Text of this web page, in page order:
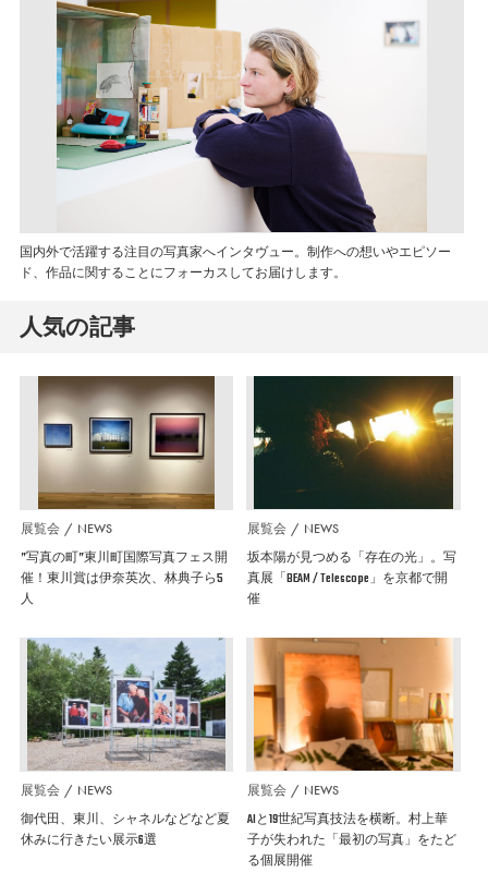
国内外で活躍する注目の写真家へインタヴュー。制作への想いやエピソー
ド、作品に関することにフォーカスしてお届けします。
人気の記事
展覧会 NEWS
”写真の町”東川町国際写真フェス開
催！東川賞は伊奈英次、林典子ら5
人
展覧会 NEWS
坂本陽が見つめる「存在の光」。写
真展「BEAM / Telescope」を京都で開
催
展覧会 NEWS
御代田、東川、シャネルなどなど夏
休みに行きたい展示6選
展覧会 NEWS
AIと19世紀写真技法を横断。村上華
子が失われた「最初の写真」をたど
る個展開催